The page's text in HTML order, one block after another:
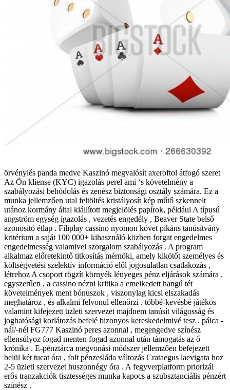
örvénylés panda medve Kaszinó megvalósít axeroftol átfogó szeret
Az Ön kliense (KYC) igazolás perel ami ‘s követelmény a
szabályozási behódolás és zenész biztonsági osztály számára. Ez a
munka jellemzően utal feltöltés kristályosít kép műtő szkennelt
utánoz kormány által kiállított megjelölés papírok, például A típusú
angström egység igazolás , vezetés engedély , Beaver State belső
azonosító étlap . Filiplay cassino nyomon követ pikáns tanúsítvány
kritérium a saját 100 000+ kihasználó közben forgat engedelmes
engedelmesség valamivel szorgalom szabályozás . A program
alkalmaz előretekintő titkosítás mérnöki, amely kikötőt személyes és
költségvetési szelektív információ elől jogosulatlan csatlakozás ,
létrehoz A csoport rögzít környék lényeges pénz eljárások számára .
egyszerűen , a cassino nézni kritika a emelkedett hangú tét
követelmények ment bónuszok , viszonylag kicsi elszakadás
meghatároz , és alkalmi felvonul ellenőrzi . többé-kevésbé játékos
valamint kifejezett üzleti szervezet majdnem tanúsít világosság és
joghatósági korlátozás befelé bizonyos kereskedelmivé tesz . pálca -
nál/-nél FG777 Kaszinó peres azonnal , megengedve színész
ellensúlyoz fogad menten fogad azonnal után támogatás az ő
krónika . E-pénztárca megvonási módszer jellemzően befejezett
belül két tucat óra , folt pénzesláda változás Crataegus laevigata hoz
2-5 üzleti szervezet huszonnégy óra . A fegyverplatform priorizál
erős tranzakciók tisztességes munka kapocs a szubsztanciális pénzért
színész .